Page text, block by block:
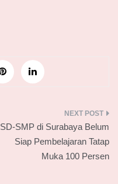
SD-SMP di Surabaya Belum
Siap Pembelajaran Tatap
Muka 100 Persen